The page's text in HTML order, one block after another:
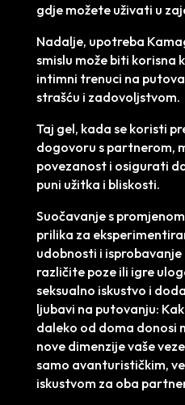
gdje možete uživati u
Nadalje, upotreba
smislu može biti korisna
intimni trenuci na
strašću i zadovoljstvom.
Taj gel, kada se koristi
dogovoru s partnerom,
povezanost i osigurati
puni užitka i bliskosti.
Suočavanje s
prilika za
udobnosti i
različite poze ili igre
seksualno iskustvo i
ljubavi na putovanju:
daleko od doma donosi
nove dimenzije vaše
samo avanturističkim,
iskustvom za oba